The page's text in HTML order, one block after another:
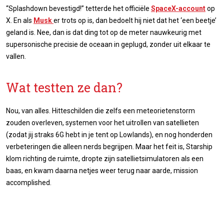
“Splashdown bevestigd!” tetterde het officiële SpaceX-accountop
X. En als Musker trots op is, dan bedoelt hij niet dat het ‘een beetje’
geland is. Nee, dan is dat ding tot op de meter nauwkeurig met
supersonische precisie de oceaan in geplugd, zonder uit elkaar te
vallen.
Wat testten ze dan?
Nou, van alles. Hitteschilden die zelfs een meteorietenstorm
zouden overleven, systemen voor het uitrollen van satellieten
(zodat jij straks 6G hebt in je tent op Lowlands), en nog honderden
verbeteringen die alleen nerds begrijpen. Maar het feit is, Starship
klom richting de ruimte, dropte zijn satellietsimulatoren als een
baas, en kwam daarna netjes weer terug naar aarde, mission
accomplished.